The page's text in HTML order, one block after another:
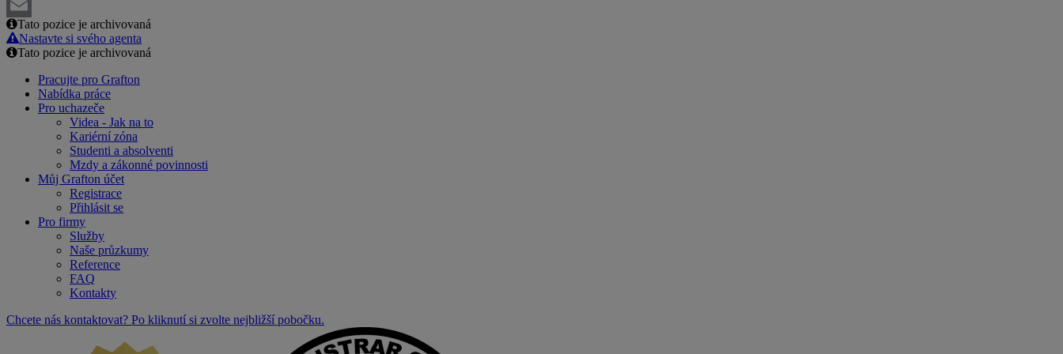
LinkedIn
Email
Tato pozice je archivovaná
Nastavte si svého agenta
Tato pozice je archivovaná
Pracujte pro Grafton
Nabídka práce
Pro uchazeče
Videa - Jak na to
Kariérní zóna
Studenti a absolventi
Mzdy a zákonné povinnosti
Můj Grafton účet
Registrace
Přihlásit se
Pro firmy
Služby
Naše průzkumy
Reference
FAQ
Kontakty
Chcete nás kontaktovat? Po kliknutí si zvolte nejbližší pobočku.